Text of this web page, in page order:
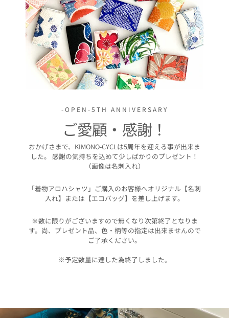
-OPEN-5TH ANNIVERSARY
ご愛顧・感謝！
おかげさまで、KIMONO-CYCLは5周年を迎える事が出来ま
した。 感謝の気持ちを込めて少しばかりのプレゼント！
（画像は名刺入れ）
「着物アロハシャツ」ご購入のお客様へオリジナル【名刺
入れ】または【エコバッグ】を差し上げます。
※数に限りがございますので無くなり次第終了となりま
す。尚、プレゼント品、色・柄等の指定は出来ませんので
ご了承ください。
※予定数量に達した為終了しました。